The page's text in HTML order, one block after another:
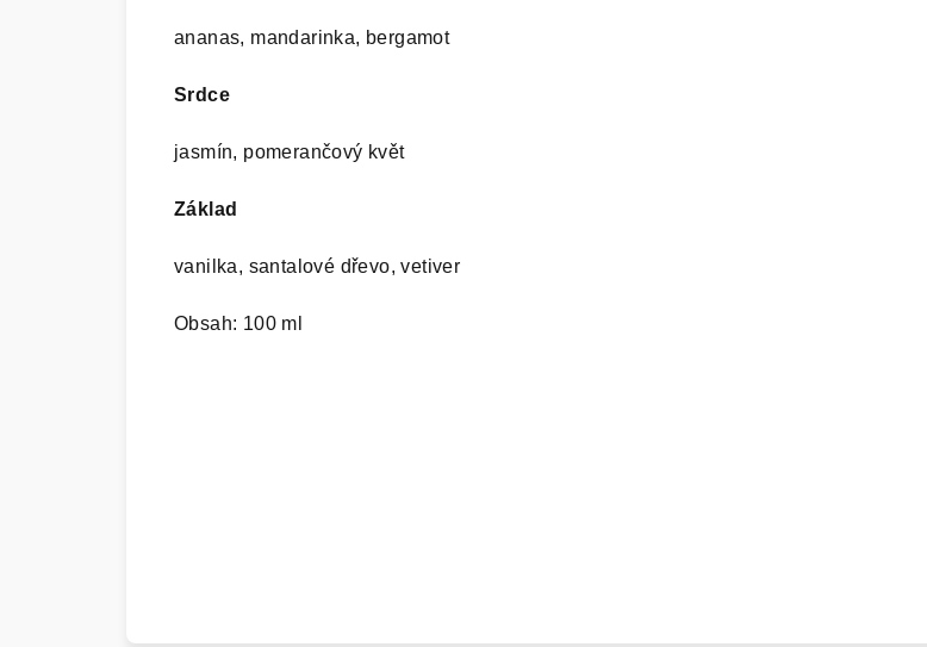
ananas, mandarinka, bergamot
Srdce
jasmín, pomerančový květ
Základ
vanilka, santalové dřevo, vetiver
Obsah: 100 ml